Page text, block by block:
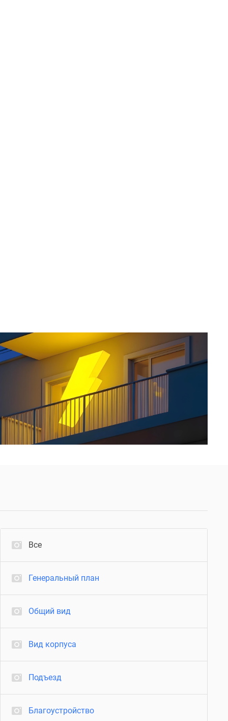
Все
Генеральный план
Общий вид
Вид корпуса
Подъезд
Благоустройство